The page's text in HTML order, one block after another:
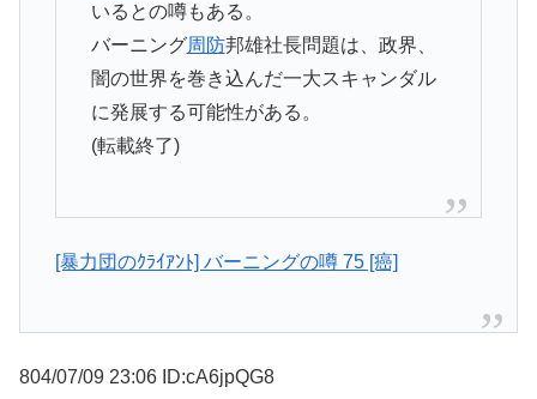
いるとの噂もある。
バーニング周防邦雄社長問題は、政界、
闇の世界を巻き込んだ一大スキャンダル
に発展する可能性がある。
(転載終了)
[暴力団のｸﾗｲｱﾝﾄ] バーニングの噂 75 [癌]
804/07/09 23:06 ID:cA6jpQG8